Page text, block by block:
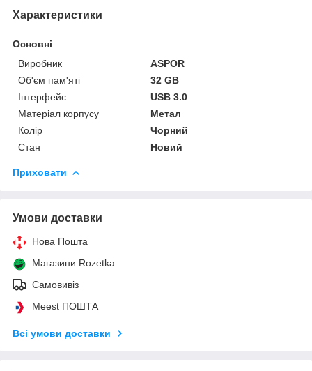
Характеристики
Основні
Виробник
ASPOR
Об'єм пам'яті
32 GB
Інтерфейс
USB 3.0
Матеріал корпусу
Метал
Колір
Чорний
Стан
Новий
Приховати
Умови доставки
Нова Пошта
Магазини Rozetka
Самовивіз
Meest ПОШТА
Всі умови доставки